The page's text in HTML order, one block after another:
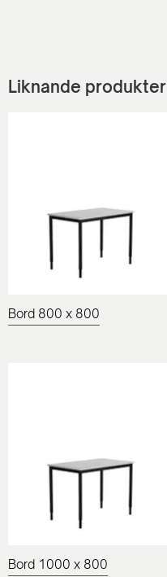
Liknande produkter
Bord 800 x 800
Bord 1000 x 800